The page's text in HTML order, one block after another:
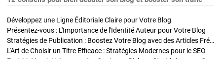
Développez une Ligne Éditoriale Claire pour Votre Blog
Présentez-vous : L'Importance de l'Identité Auteur pour Votre Blog
Stratégies de Publication : Boostez Votre Blog avec des Articles Fréquents et Exclusifs
L'Art de Choisir un Titre Efficace : Stratégies Modernes pour le SEO